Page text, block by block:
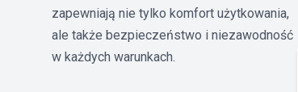
zapewniają nie tylko komfort użytkowania,
ale także bezpieczeństwo i niezawodność
w każdych warunkach.